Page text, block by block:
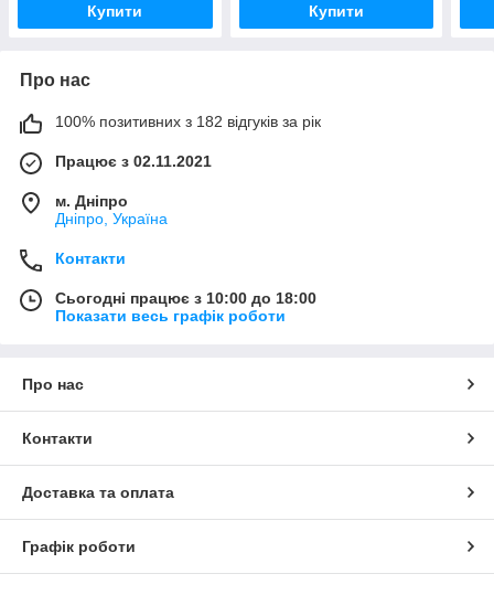
Купити Купити
Про нас
100% позитивних з 182 відгуків за рік
Працює з 02.11.2021
м. Дніпро
Дніпро, Україна
Контакти
Сьогодні працює з 10:00 до 18:00
Показати весь графік роботи
Про нас
Контакти
Доставка та оплата
Графік роботи